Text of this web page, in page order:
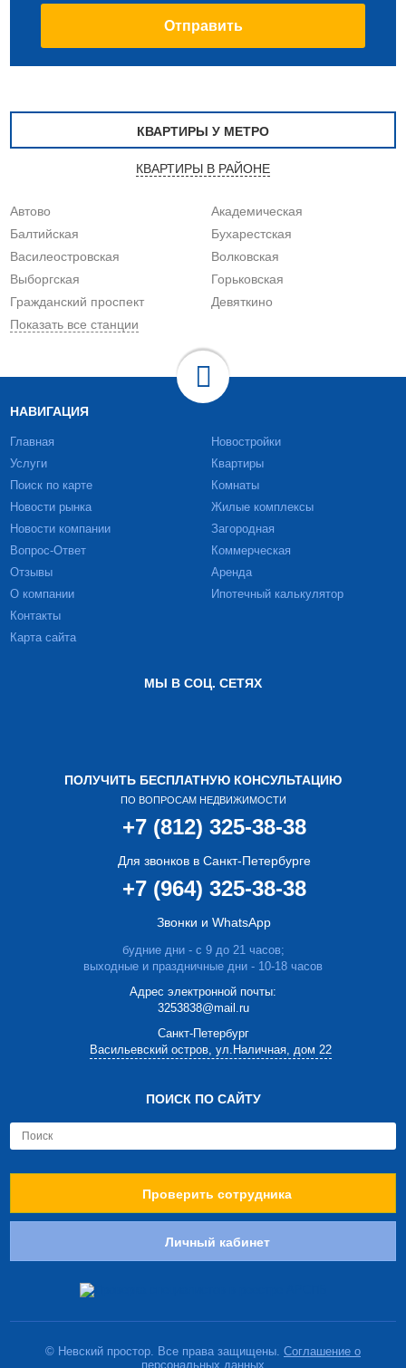
КВАРТИРЫ У МЕТРО
КВАРТИРЫ В РАЙОНЕ
Автово
Академическая
Балтийская
Бухарестская
Василеостровская
Волковская
Выборгская
Горьковская
Гражданский проспект
Девяткино
Показать все станции
НАВИГАЦИЯ
Главная
Услуги
Поиск по карте
Новости рынка
Новости компании
Вопрос-Ответ
Отзывы
О компании
Контакты
Карта сайта
Новостройки
Квартиры
Комнаты
Жилые комплексы
Загородная
Коммерческая
Аренда
Ипотечный калькулятор
МЫ В СОЦ. СЕТЯХ
ПОЛУЧИТЬ БЕСПЛАТНУЮ КОНСУЛЬТАЦИЮ
ПО ВОПРОСАМ НЕДВИЖИМОСТИ
+7 (812) 325-38-38
Для звонков в Санкт-Петербурге
+7 (964) 325-38-38
Звонки и WhatsApp
будние дни - с 9 до 21 часов;
выходные и праздничные дни - 10-18 часов
Адрес электронной почты:
3253838@mail.ru
Cанкт-Петербург
Васильевский остров, ул.Наличная, дом 22
ПОИСК ПО САЙТУ
Проверить сотрудника
Личный кабинет
© Невский простор. Все права защищены. Соглашение о
персональных данных